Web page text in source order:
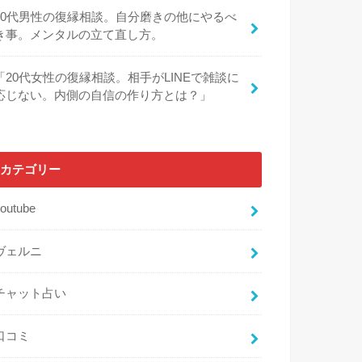
代男性の復縁相談。自分磨きの他にやるべ
事。メンタルの立て直し方。
20代女性の復縁相談。相手がLINEで雑談に
じない。内側の自信の作り方とは？」
カテゴリー
ェルニ
ャット占い
コミ